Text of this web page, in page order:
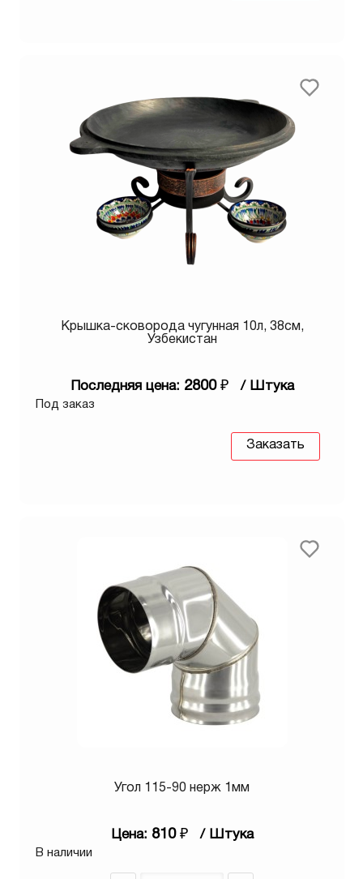
Крышка-сковорода чугунная 10л, 38см,
Узбекистан
Последняя цена: 2800 ₽ / Штука
Под заказ
Заказать
Угол 115-90 нерж 1мм
Цена: 810 ₽ / Штука
В наличии